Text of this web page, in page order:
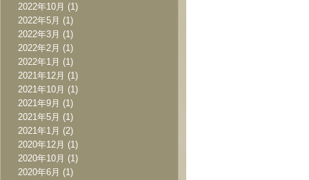
2022年10月 (1)
2022年5月 (1)
2022年3月 (1)
2022年2月 (1)
2022年1月 (1)
2021年12月 (1)
2021年10月 (1)
2021年9月 (1)
2021年5月 (1)
2021年1月 (2)
2020年12月 (1)
2020年10月 (1)
2020年6月 (1)